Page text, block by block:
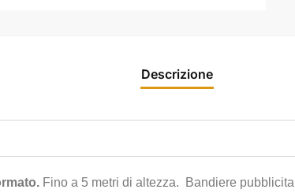
Descrizione
Fino a 5 metri di altezza. Bandiere